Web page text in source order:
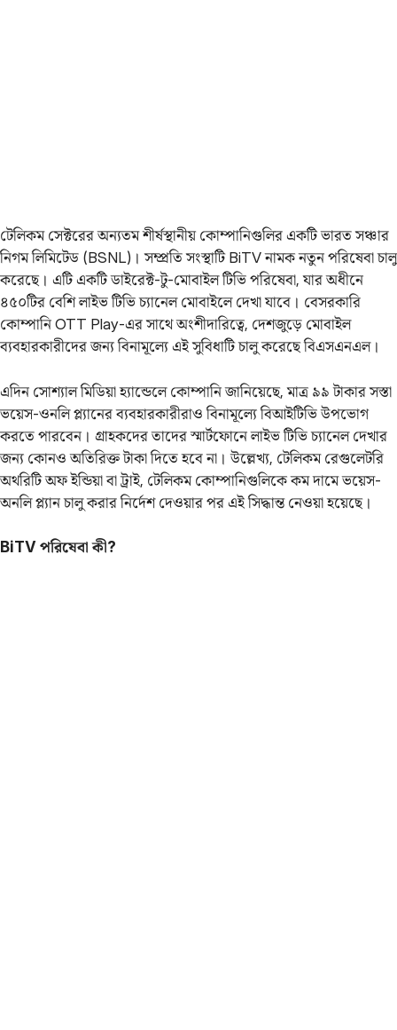
টেলিকম সেক্টরের অন্যতম শীর্ষস্থানীয় কোম্পানিগুলির একটি ভারত সঞ্চার
নিগম লিমিটেড (BSNL)। সম্প্রতি সংস্থাটি BiTV নামক নতুন পরিষেবা চালু
করেছে। এটি একটি ডাইরেক্ট-টু-মোবাইল টিভি পরিষেবা, যার অধীনে
৪৫০টির বেশি লাইভ টিভি চ্যানেল মোবাইলে দেখা যাবে। বেসরকারি
কোম্পানি OTT Play-এর সাথে অংশীদারিত্বে, দেশজুড়ে মোবাইল
ব্যবহারকারীদের জন্য বিনামূল্যে এই সুবিধাটি চালু করেছে বিএসএনএল।
এদিন সোশ্যাল মিডিয়া হ্যান্ডেলে কোম্পানি জানিয়েছে, মাত্র ৯৯ টাকার সস্তা
ভয়েস-ওনলি প্ল্যানের ব্যবহারকারীরাও বিনামূল্যে বিআইটিভি উপভোগ
করতে পারবেন। গ্রাহকদের তাদের স্মার্টফোনে লাইভ টিভি চ্যানেল দেখার
জন্য কোনও অতিরিক্ত টাকা দিতে হবে না। উল্লেখ্য, টেলিকম রেগুলেটরি
অথরিটি অফ ইন্ডিয়া বা ট্রাই, টেলিকম কোম্পানিগুলিকে কম দামে ভয়েস-
অনলি প্ল্যান চালু করার নির্দেশ দেওয়ার পর এই সিদ্ধান্ত নেওয়া হয়েছে।
BiTV পরিষেবা কী?